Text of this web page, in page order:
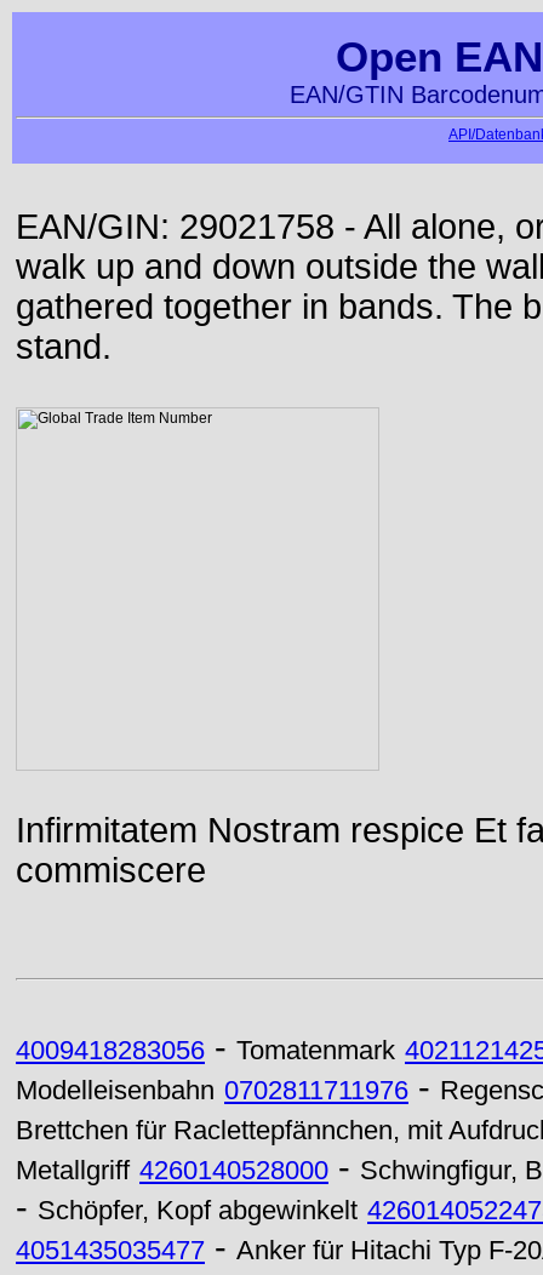
Open
EAN/GTIN
API/
EAN/GIN: 29021758 - All alone,
walk up and down outside the
gathered together in bands. The
stand.
Infirmitatem Nostram respice Et
commiscere
4009418283056 - Tomatenmark
Modelleisenbahn 0702811711976 -
Brettchen für Raclettepfännchen, mit
Metallgriff 4260140528000 - Schwingfigur,
- Schöpfer, Kopf abgewinkelt
4051435035477 - Anker für Hitachi Typ F-